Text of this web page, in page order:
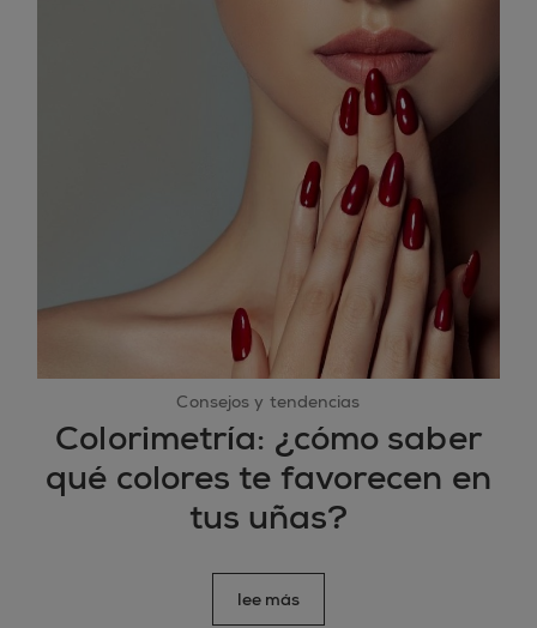
Consejos y tendencias
Colorimetría: ¿cómo saber
qué colores te favorecen en
tus uñas?
lee más